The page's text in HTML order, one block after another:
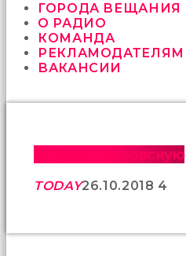
öttürüyor
sex
hikayeleri
kızların
rahatlıyorlar
altyazılı
sikiş
ГОРОДА ВЕЩАНИЯ
О РАДИО
КОМАНДА
РЕКЛАМОДАТЕЛЯМ
ВАКАНСИИ
Во Всю Ивановскую
TODAY26.10.2018 4